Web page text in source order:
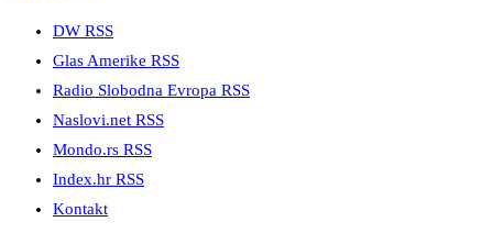
DW RSS
Glas Amerike RSS
Radio Slobodna Evropa RSS
Naslovi.net RSS
Mondo.rs RSS
Index.hr RSS
Kontakt